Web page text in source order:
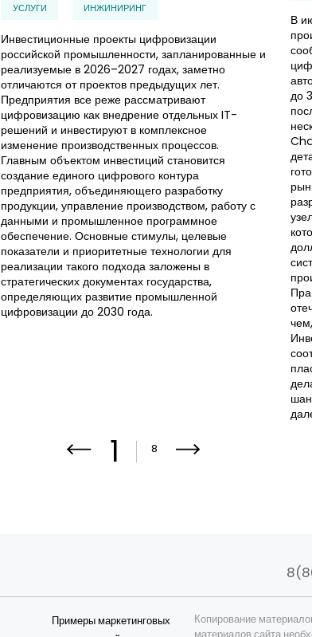
УСЛУГИ ИНЖИНИРИНГ
Инвестиционные проекты цифровизации
российской промышленности, запланированные и
реализуемые в 2026–2027 годах, заметно
отличаются от проектов предыдущих лет.
Предприятия все реже рассматривают
цифровизацию как внедрение отдельных IT-
решений и инвестируют в комплексное
изменение производственных процессов.
Главным объектом инвестиций становится
создание единого цифрового контура
предприятия, объединяющего разработку
продукции, управление производством, работу с
данными и промышленное программное
обеспечение. Основные стимулы, целевые
показатели и приоритетные технологии для
реализации такого подхода заложены в
стратегических документах государства,
определяющих развитие промышленной
цифровизации до 2030 года.
В
до
1 8
Примеры маркетинговых
Копирование